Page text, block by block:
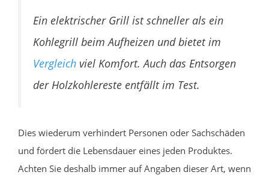
Ein elektrischer Grill ist schneller als ein
Kohlegrill beim Aufheizen und bietet im
Vergleich viel Komfort. Auch das Entsorgen
der Holzkohlereste entfällt im Test.
Dies wiederum verhindert Personen oder Sachschäden
und fördert die Lebensdauer eines jeden Produktes.
Achten Sie deshalb immer auf Angaben dieser Art, wenn